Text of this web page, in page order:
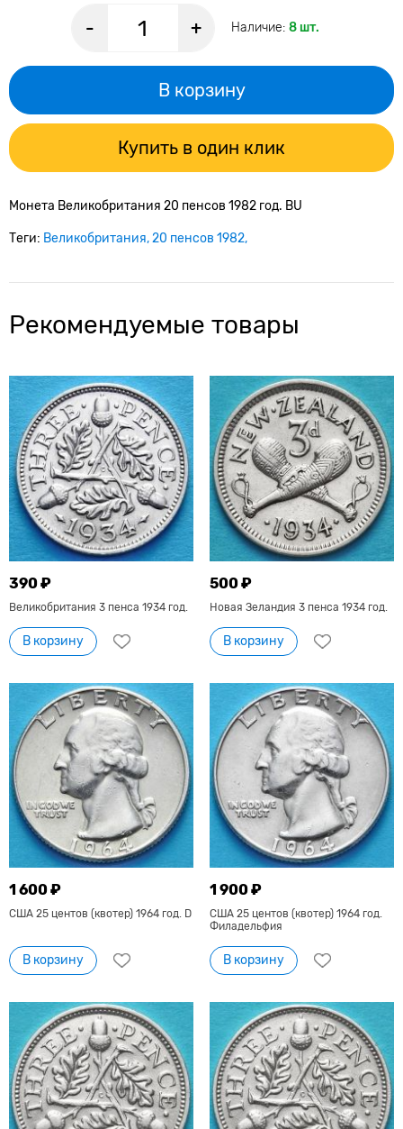
- + Наличие: 8 шт.
В корзину
Купить в один клик
Монета Великобритания 20 пенсов 1982 год. BU
Теги: Великобритания 20 пенсов 1982
Рекомендуемые товары
390 ₽
Великобритания 3 пенса 1934 год.
В корзину
500 ₽
Новая Зеландия 3 пенса 1934 год.
В корзину
1 600 ₽
США 25 центов (квотер) 1964 год. D
В корзину
1 900 ₽
США 25 центов (квотер) 1964 год.
Филадельфия
В корзину